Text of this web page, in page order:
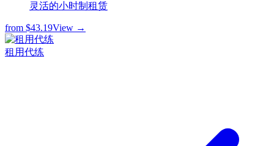
灵活的小时制租赁
from $43.19View →
租用代练